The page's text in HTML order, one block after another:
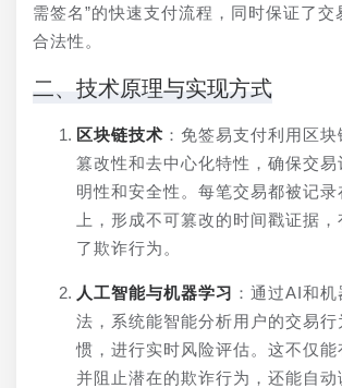
需签名”的快速支付流程，同时保证了交
合法性。
二、技术原理与实现方式
区块链技术 ：免签易支付利用区
篡改性和去中心化特性，确保交易
明性和安全性。每笔交易都被记录
上，形成不可篡改的时间戳证据，
了欺诈行为。
人工智能与机器学习 ：通过AI和
法，系统能智能分析用户的交易行
惯，进行实时风险评估。这不仅能
并阻止潜在的欺诈行为，还能自动